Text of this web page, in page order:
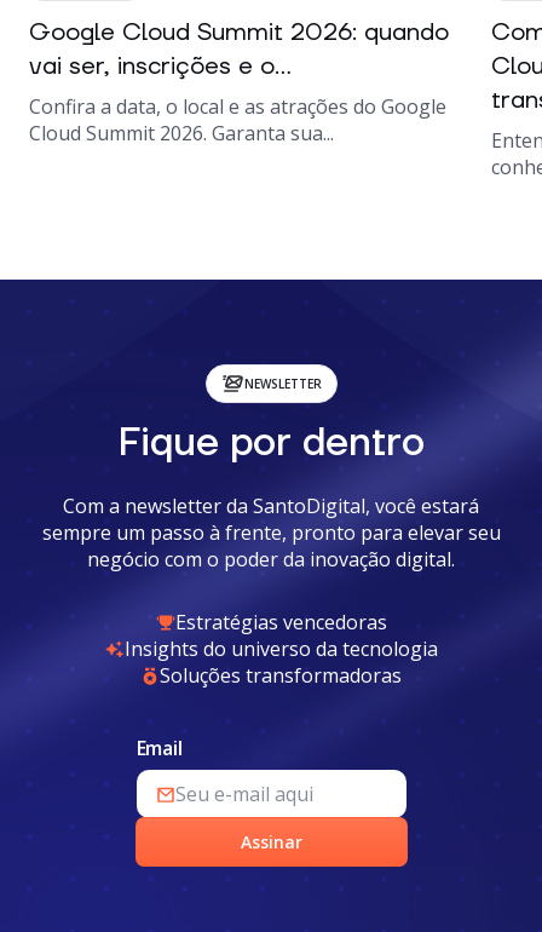
Google Cloud Summit 2026: quando
vai ser, inscrições e o...
Confira a data, o local e as atrações do Google
Cloud Summit 2026. Garanta sua...
NEWSLETTER
Fique por dentro
Com a newsletter da SantoDigital, você estará
sempre um passo à frente, pronto para elevar seu
negócio com o poder da inovação digital.
Estratégias vencedoras
Insights do universo da tecnologia
Soluções transformadoras
Email
Assinar